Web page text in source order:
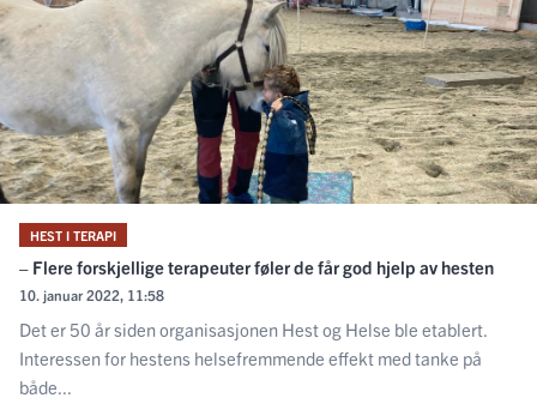
HEST I TERAPI
– Flere forskjellige terapeuter føler de får god hjelp av hesten
10. januar 2022, 11:58
Det er 50 år siden organisasjonen Hest og Helse ble etablert.
Interessen for hestens helsefremmende effekt med tanke på
både...